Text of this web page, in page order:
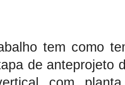
tem como
de anteprojeto